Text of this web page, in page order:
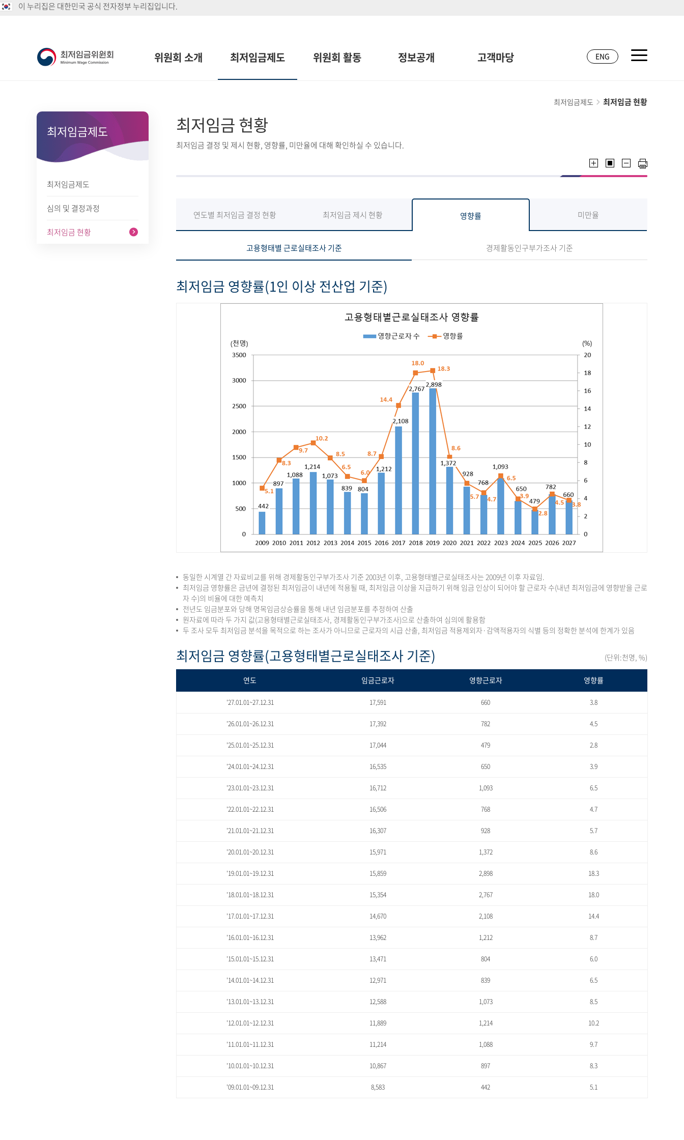
이 누리집은 대한민국 공식 전자정부 누리집입니다.
위원회 소개 최저임금제도 위원회 활동 정보공개 고객마당 ENG
최저임금제도
최저임금제도
심의 및 결정과정
최저임금 현황
최저임금제도 최저임금 현황
최저임금 현황
최저임금 결정 및 제시 현황, 영향률, 미만율에 대해 확인하실 수 있습니다.
연도별 최저임금 결정 현황 최저임금 제시 현황 영향률 미만율
고용형태별 근로실태조사 기준 경제활동인구부가조사 기준
최저임금 영향률(1인 이상 전산업 기준)
동일한 시계열 간 자료비교를 위해 경제활동인구부가조사 기준 2003년 이후, 고용형태별근로실태조사는 2009년 이후 자료임.
최저임금 영향률은 금년에 결정된 최저임금이 내년에 적용될 때, 최저임금 이상을 지급하기 위해 임금 인상이 되어야 할 근로자 수(내년 최저임금에 영향받을 근로
자 수)의 비율에 대한 예측치
전년도 임금분포와 당해 명목임금상승률을 통해 내년 임금분포를 추정하여 산출
원자료에 따라 두 가지 값(고용형태별근로실태조사, 경제활동인구부가조사)으로 산출하여 심의에 활용함
두 조사 모두 최저임금 분석을 목적으로 하는 조사가 아니므로 근로자의 시급 산출, 최저임금 적용제외자·감액적용자의 식별 등의 정확한 분석에 한계가 있음
최저임금 영향률(고용형태별근로실태조사 기준) (단위:천명, %)
연도 임금근로자 영향근로자 영향률
'27.01.01~27.12.31 17,591 660 3.8
'26.01.01~26.12.31 17,392 782 4.5
'25.01.01~25.12.31 17,044 479 2.8
'24.01.01~24.12.31 16,535 650 3.9
'23.01.01~23.12.31 16,712 1,093 6.5
'22.01.01~22.12.31 16,506 768 4.7
'21.01.01~21.12.31 16,307 928 5.7
'20.01.01~20.12.31 15,971 1,372 8.6
'19.01.01~19.12.31 15,859 2,898 18.3
'18.01.01~18.12.31 15,354 2,767 18.0
'17.01.01~17.12.31 14,670 2,108 14.4
'16.01.01~16.12.31 13,962 1,212 8.7
'15.01.01~15.12.31 13,471 804 6.0
'14.01.01~14.12.31 12,971 839 6.5
'13.01.01~13.12.31 12,588 1,073 8.5
'12.01.01~12.12.31 11,889 1,214 10.2
'11.01.01~11.12.31 11,214 1,088 9.7
'10.01.01~10.12.31 10,867 897 8.3
'09.01.01~09.12.31 8,583 442 5.1